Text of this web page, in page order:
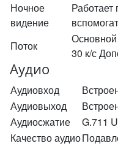
Ночное
видение
Поток
Основной
30 к/с
Аудио
Аудиовход
Аудиовыход
Аудиосжатие
G.711
Качество аудио